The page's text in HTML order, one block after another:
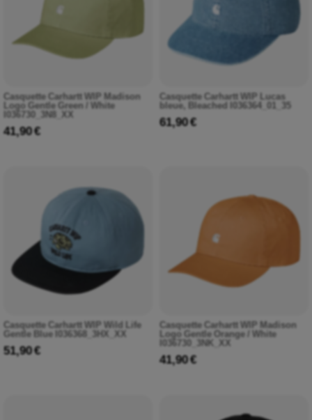
Casquette Carhartt WIP Madison
Logo Gentle Green / White
I036730_3N8_XX
41,90 €
Casquette Carhartt WIP Lucas
bleue, Bleached I036364_01_35
61,90 €
Casquette Carhartt WIP Wild Life
Gentle Blue I036368_3HX_XX
51,90 €
Casquette Carhartt WIP Madison
Logo Gentle Orange / White
I036730_3NK_XX
41,90 €